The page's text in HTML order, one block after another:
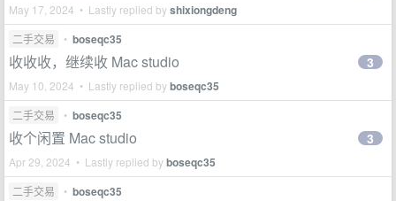
May 17, 2024 • Lastly replied byshixiongdeng
二手交易 • boseqc35
收收收，继续收 Mac studio
May 10, 2024 • Lastly replied byboseqc35
3
二手交易 • boseqc35
收个闲置 Mac studio
Apr 29, 2024 • Lastly replied byboseqc35
3
二手交易 • boseqc35